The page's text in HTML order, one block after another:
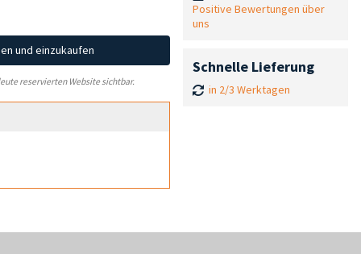
und einzukaufen
reservierten Website sichtbar.
Positive Bewertungen über
uns
Schnelle Lieferung
in 2/3 Werktagen